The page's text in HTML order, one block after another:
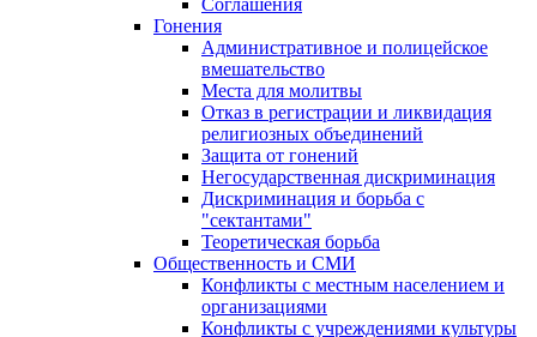
Соглашения
Гонения
Административное и полицейское
вмешательство
Места для молитвы
Отказ в регистрации и ликвидация
религиозных объединений
Защита от гонений
Негосударственная дискриминация
Дискриминация и борьба с
"сектантами"
Теоретическая борьба
Общественность и СМИ
Конфликты с местным населением и
организациями
Конфликты с учреждениями культуры